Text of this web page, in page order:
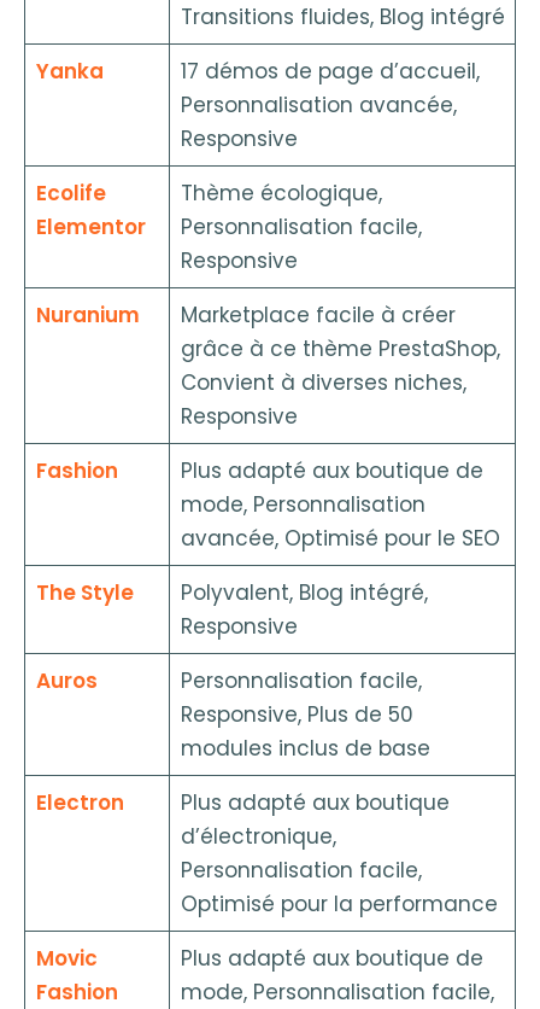
Transitions fluides, Blog intégré
Yanka
17 démos de page d’accueil,
Personnalisation avancée,
Responsive
Ecolife
Elementor
Thème écologique,
Personnalisation facile,
Responsive
Nuranium
Marketplace facile à créer
grâce à ce thème PrestaShop,
Convient à diverses niches,
Responsive
Fashion
Plus adapté aux boutique de
mode, Personnalisation
avancée, Optimisé pour le SEO
The Style
Polyvalent, Blog intégré,
Responsive
Auros
Personnalisation facile,
Responsive, Plus de 50
modules inclus de base
Electron
Plus adapté aux boutique
d’électronique,
Personnalisation facile,
Optimisé pour la performance
Movic
Fashion
Plus adapté aux boutique de
mode, Personnalisation facile,